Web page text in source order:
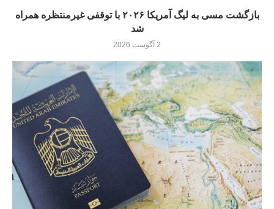
بازگشت مسی به لیگ آمریکا ۲۰۲۶ با توقفی غیرمنتظره همراه
شد
2 آگوست 2026